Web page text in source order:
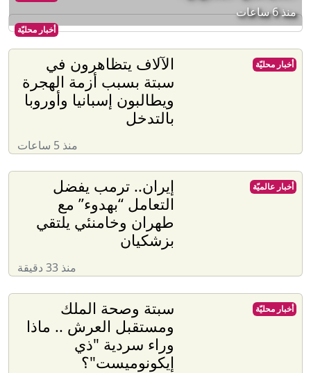
أخبار محليّة
منذ 6 ساعات
الآلاف يتظاهرون في
سبتة بسبب أزمة الهجرة
ويطالبون إسبانيا وأوروبا
بالتدخل
منذ 5 ساعات
أخبار محليّة
إيران.. ترمب يفضل
التعامل “بهدوء” مع
طهران وخامنئي يلتقي
بزشكيان
منذ 33 دقيقة
أخبار عالميّة
سبتة وصحة الملك
ومستقبل العرش .. ماذا
وراء سردية "ذي
إيكونوميست"؟
أخبار محليّة